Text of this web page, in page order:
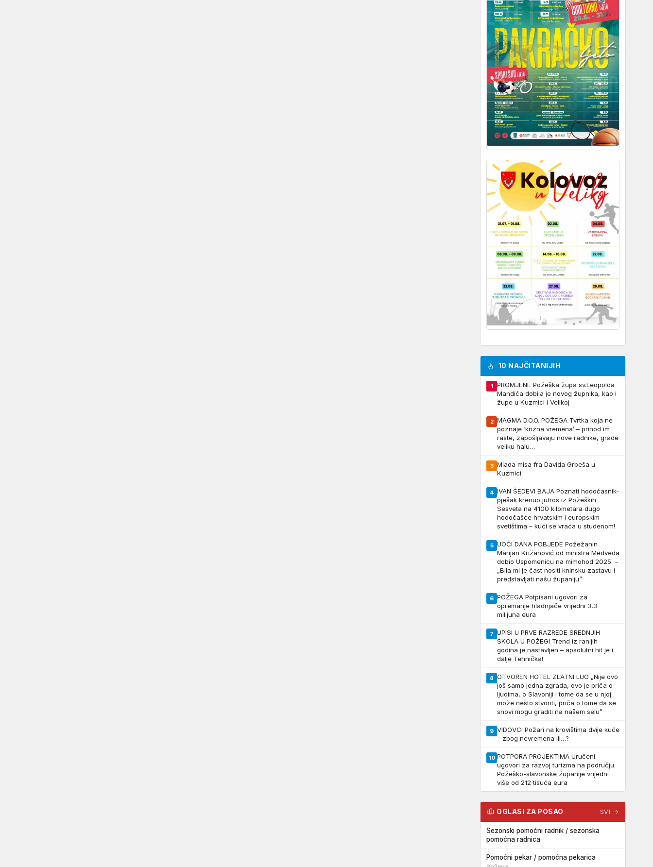
10 NAJČITANIJIH
1
PROMJENE Požeška župa sv.Leopolda
Mandića dobila je novog župnika, kao i
župe u Kuzmici i Velikoj
2 MAGMA D.O.O. POŽEGA Tvrtka koja ne
poznaje ‘krizna vremena’ – prihod im
raste, zapošljavaju nove radnike, grade
veliku halu…
3 Mlada misa fra Davida Grbeša u
Kuzmici
4 IVAN ŠEDEVI BAJA Poznati hodočasnik-
pješak krenuo jutros iz Požeških
Sesveta na 4100 kilometara dugo
hodočašće hrvatskim i europskim
svetištima – kući se vraća u studenom!
5 UOČI DANA POBJEDE Požežanin
Marijan Križanović od ministra Medveda
dobio Uspomenicu na mimohod 2025. –
„Bila mi je čast nositi kninsku zastavu i
predstavljati našu županiju”
6 POŽEGA Potpisani ugovori za
opremanje hladnjače vrijedni 3,3
milijuna eura
7 UPISI U PRVE RAZREDE SREDNJIH
ŠKOLA U POŽEGI Trend iz ranijih
godina je nastavljen – apsolutni hit je i
dalje Tehnička!
8 OTVOREN HOTEL ZLATNI LUG „Nije ovo
još samo jedna zgrada, ovo je priča o
ljudima, o Slavoniji i tome da se u njoj
može nešto stvoriti, priča o tome da se
snovi mogu graditi na našem selu”
9 VIDOVCI Požari na krovištima dvije kuće
– zbog nevremena ili…?
10 POTPORA PROJEKTIMA Uručeni
ugovori za razvoj turizma na području
Požeško-slavonske županije vrijedni
više od 212 tisuća eura
OGLASI ZA POSAO SVI →
Sezonski pomoćni radnik / sezonska
pomoćna radnica
Pomoćni pekar / pomoćna pekarica